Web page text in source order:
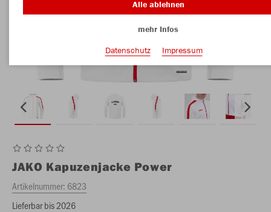
JAKO Kapuzenjacke Power
Artikelnummer: 6823
Lieferbar bis 2026
Alle ablehnen
mehr Infos
Datenschutz
Impressum